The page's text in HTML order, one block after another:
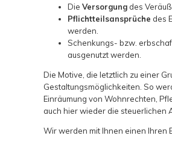
Die Versorgung des
Pflichtteilsansprüche des
werden.
Schenkungs- bzw.
ausgenutzt werden.
Die Motive, die letztlich zu einer
Gestaltungsmöglichkeiten. So
Einräumung von Wohnrechten,
auch hier wieder die steuerlichen
Wir werden mit Ihnen einen Ihren